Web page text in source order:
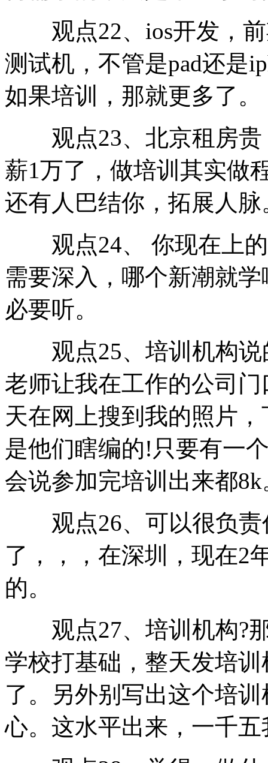
观点22、ios开发，前
测试机，不管是pad还是
如果培训，那就更多了。
观点23、北京租房贵
薪1万了，做培训其实做
还有人巴结你，拓展人脉
观点24、 你现在上的
需要深入，哪个新潮就
必要听。
观点25、培训机构说
老师让我在工作的公司
天在网上搜到我的照片
是他们瞎编的!只要有一
会说参加完培训出来都
观点26、可以很负责
了，，，在深圳，现在2
的。
观点27、培训机构?那
学校打基础，整天发培
了。另外别写出这个培
心。这水平出来，一千